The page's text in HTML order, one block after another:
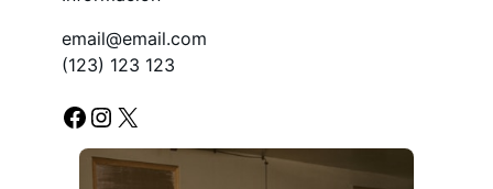
email@email.com
(123) 123 123
Facebook Instagram X